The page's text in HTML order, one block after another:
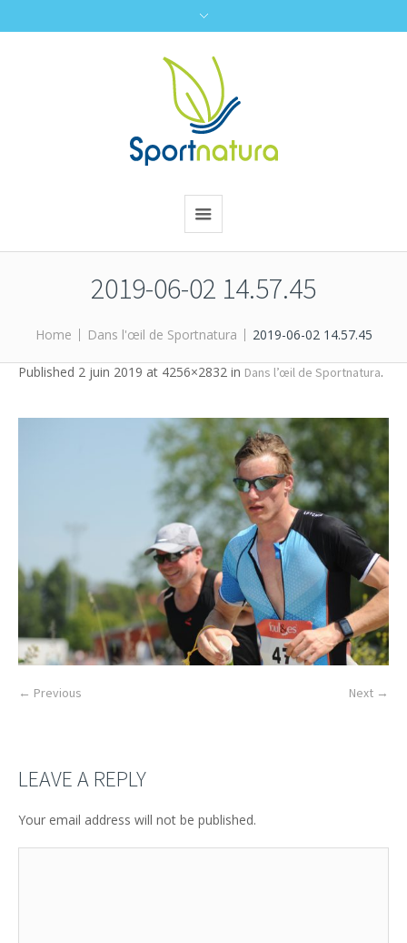
2019-06-02 14.57.45
Home Dans l'œil de Sportnatura 2019-06-02 14.57.45
Published 2 juin 2019 at 4256×2832 in Dans l’œil de Sportnatura.
← Previous Next →
LEAVE A REPLY
Your email address will not be published.